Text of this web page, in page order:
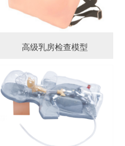
高级乳房检查模型